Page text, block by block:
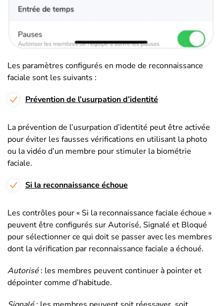
Les paramètres configurés en mode de reconnaissance
faciale sont les suivants :
Prévention de l’usurpation d’identité
La prévention de l’usurpation d’identité peut être activée
pour éviter les fausses vérifications en utilisant la photo
ou la vidéo d’un membre pour stimuler la biométrie
faciale.
Si la reconnaissance échoue
Les contrôles pour « Si la reconnaissance faciale échoue »
peuvent être configurés sur Autorisé, Signalé et Bloqué
pour sélectionner ce qui doit se passer avec les membres
dont la vérification par reconnaissance faciale a échoué.
Autorisé: les membres peuvent continuer à pointer et
dépointer comme d’habitude.